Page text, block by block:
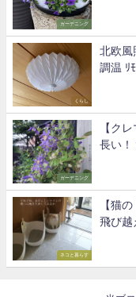
ガーデニング
くらし
北欧風
調温 ﾘ
ガーデニング
【ク
長い！
ネコと暮らす
【猫
飛び越